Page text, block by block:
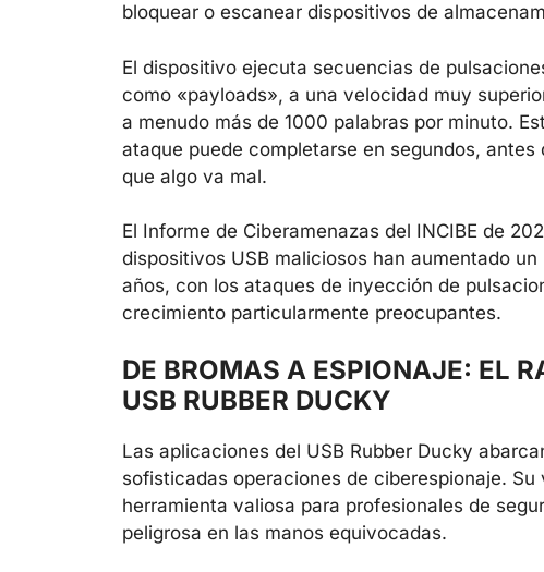
bloquear o escanear dispositivos de
El dispositivo ejecuta secuencias de
como «payloads», a una velocidad muy
a menudo más de 1000 palabras por minuto.
ataque puede completarse en segundos,
que algo va mal.
El Informe de Ciberamenazas del INCIBE de
dispositivos USB maliciosos han aumentado
años, con los ataques de inyección de
crecimiento particularmente preocupantes.
DE BROMAS A ESPIONAJE: EL
USB RUBBER DUCKY
Las aplicaciones del USB Rubber Ducky
sofisticadas operaciones de ciberespionaje.
herramienta valiosa para profesionales de
peligrosa en las manos equivocadas.